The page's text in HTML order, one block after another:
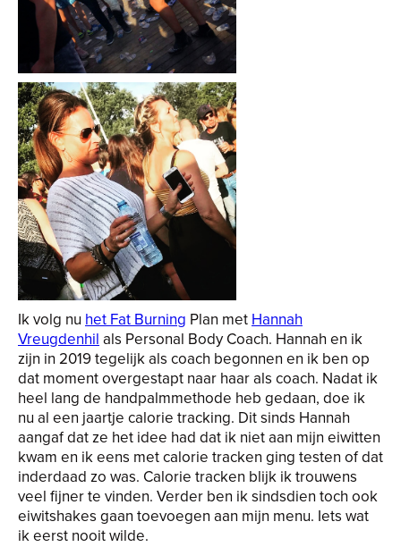
Ik volg nu het Fat Burning Plan met Hannah
Vreugdenhil als Personal Body Coach. Hannah en ik
zijn in 2019 tegelijk als coach begonnen en ik ben op
dat moment overgestapt naar haar als coach. Nadat ik
heel lang de handpalmmethode heb gedaan, doe ik
nu al een jaartje calorie tracking. Dit sinds Hannah
aangaf dat ze het idee had dat ik niet aan mijn eiwitten
kwam en ik eens met calorie tracken ging testen of dat
inderdaad zo was. Calorie tracken blijk ik trouwens
veel fijner te vinden. Verder ben ik sindsdien toch ook
eiwitshakes gaan toevoegen aan mijn menu. Iets wat
ik eerst nooit wilde.